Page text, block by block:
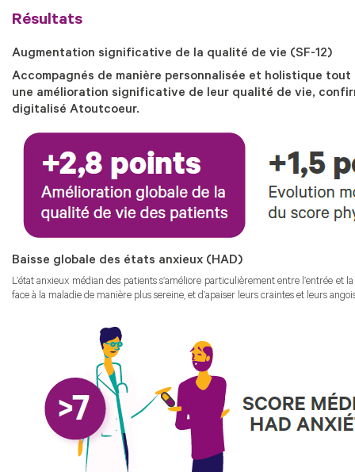
Résultats
Augmentation significative de la qualité de vie (SF-12)
Accompagnés de manière personnalisée et holistique
une amélioration significative de leur qualité de vie,
digitalisé Atoutcoeur.
Baisse globale des états anxieux (HAD)
L’état anxieux médian des patients s’améliore particulièrement entre l’entrée
face à la maladie de manière plus sereine, et d’apaiser leurs craintes et leurs